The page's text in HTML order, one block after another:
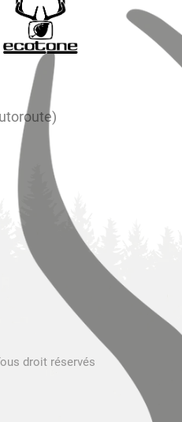
droit réservés